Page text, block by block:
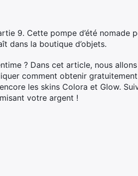
9. Cette pompe d’été nomade
dans la boutique d’objets.
? Dans cet article, nous allons
comment obtenir
les skins Colora et Glow.
votre argent !